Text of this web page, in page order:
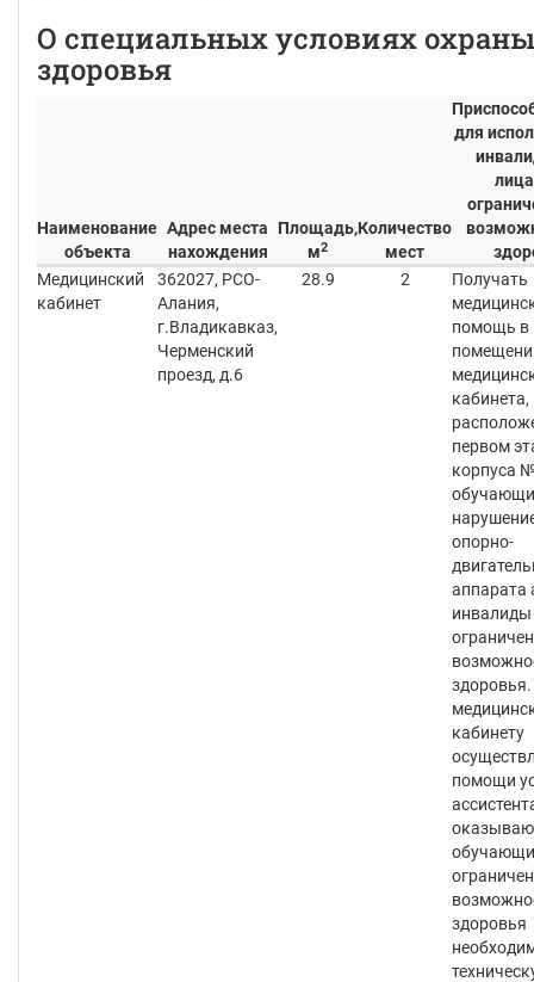
О специальных условиях охраны
здоровья
Наименование
объекта
Адрес места
нахождения
Площадь,
м2
Количество
мест
для
Медицинский
кабинет
362027, РСО-
Алания,
г.Владикавказ,
Черменский
проезд, д.6
28.9 2
Получать
помощь в
кабинета,
первом
корпуса
опорно-
аппарата
инвалиды
кабинету
помощи
здоровья